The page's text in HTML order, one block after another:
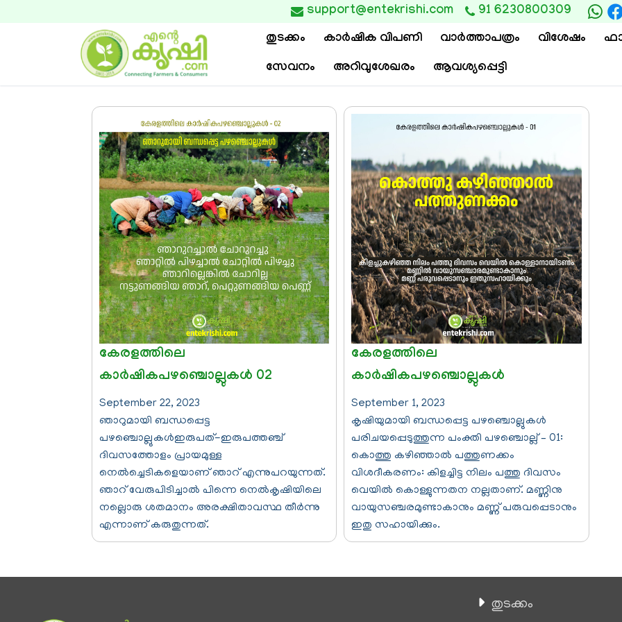
 support@entekrishi.com 91 6230800309
തുടക്കം കാര്‍ഷിക വിപണി വാ‍ർത്താപത്രം വിശേഷം
സേവനം
അറിവുശേഖരം ആവശ്യപ്പെട്ടി
കേരളത്തിലെ
കാര്‍ഷികപഴഞ്ചൊല്ലുകള്‍ 02
September 22, 2023
ഞാറുമായി ബന്ധപ്പെട്ട
പഴഞ്ചൊല്ലുകള്‍ഇരുപത്-ഇരുപത്തഞ്ച്
ദിവസത്തോളം പ്രായമുള്ള
നെൽച്ചെടികളെയാണ് ഞാറ് എന്നുപറയുന്നത്.
ഞാറ് വേരുപിടിച്ചാല്‍ പിന്നെ നെല്‍കൃഷിയിലെ
നല്ലൊരു ശതമാനം അരക്ഷിതാവസ്ഥ തീര്‍ന്നു
എന്നാണ് കരുതുന്നത്.
കേരളത്തിലെ
കാര്‍ഷികപഴഞ്ചൊല്ലുകള്‍
September 1, 2023
കൃഷിയുമായി ബന്ധപ്പെട്ട പഴഞ്ചൊല്ലുകള്‍
പരിചയപ്പെടുത്തുന്ന പംക്തി പഴഞ്ചൊല്ല് – 01:
കൊത്തു കഴിഞ്ഞാൽ പത്തുണക്കം
വിശദീകരണം: കിളച്ചിട്ട നിലം പത്തു ദിവസം
വെയിൽ കൊള്ളുന്നതന നല്ലതാണ്. മണ്ണിനു
വായുസഞ്ചരമുണ്ടാകാനും മണ്ണ് പരുവപ്പെടാനും
ഇതു സഹായിക്കും.
തുടക്കം